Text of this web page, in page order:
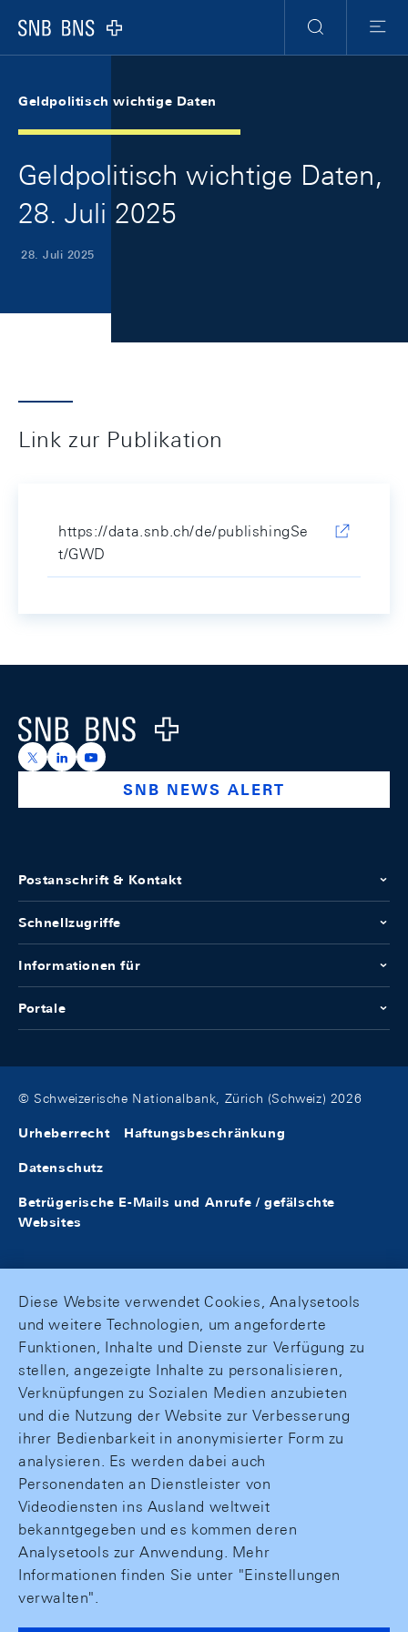
Logo
Suche
Menu
Geldpolitisch wichtige Daten
Geldpolitisch wichtige Daten,
28. Juli 2025
28. Juli 2025
Link zur Publikation
https://data.snb.ch/de/publishingSe
t/GWD
Logo
https://x.com/snb_bns
https://ch.linkedin.com/company/swiss-national-
https://www.youtube.com/@swissnationalbank
SNB NEWS ALERT
Postanschrift & Kontakt
Schnellzugriffe
Informationen für
Portale
© Schweizerische Nationalbank, Zürich (Schweiz) 2026
Urheberrecht Haftungsbeschränkung
Datenschutz
Betrügerische E-Mails und Anrufe / gefälschte
Websites
Diese Website verwendet Cookies, Analysetools
und weitere Technologien, um angeforderte
Funktionen, Inhalte und Dienste zur Verfügung zu
stellen, angezeigte Inhalte zu personalisieren,
Verknüpfungen zu Sozialen Medien anzubieten
und die Nutzung der Website zur Verbesserung
ihrer Bedienbarkeit in anonymisierter Form zu
analysieren. Es werden dabei auch
Personendaten an Dienstleister von
Videodiensten ins Ausland weltweit
bekanntgegeben und es kommen deren
Analysetools zur Anwendung. Mehr
Informationen finden Sie unter "Einstellungen
verwalten".